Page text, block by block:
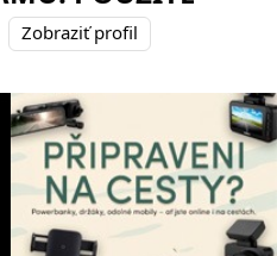
Zobraziť profil